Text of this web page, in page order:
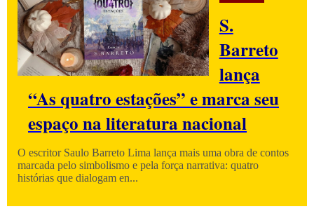
S.
Barreto
lança
“As quatro estações” e marca seu
espaço na literatura nacional
O escritor Saulo Barreto Lima lança mais uma obra de contos
marcada pelo simbolismo e pela força narrativa: quatro
histórias que dialogam en...